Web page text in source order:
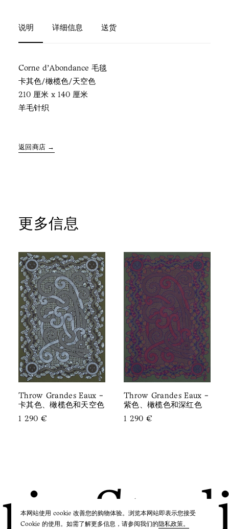
说明 详细信息 送货
Corne d'Abondance 毛毯
卡其色/橄榄色/天空色
210 厘米 x 140 厘米
羊毛针织
返回商店 →
更多信息
Throw Grandes Eaux -
卡其色、橄榄色和天空色
1 290 €
Throw Grandes Eaux -
紫色、橄榄色和深红色
1 290 €
本网站使用 cookie 改善您的购物体验。浏览本网站即表示您接受
Cookie 的使用。如需了解更多信息，请参阅我们的 隐私政策。